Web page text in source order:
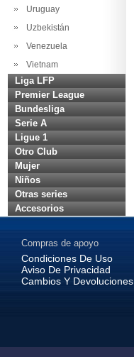
Uruguay
Uzbekistán
Venezuela
Vietnam
Liga LFP
Premier League
Bundesliga
Serie A
Ligue 1
Otro Club
Mujer
Niños
Otras series
Accesorios
Compras de apoyo
Condiciones De Uso
Aviso De Privacidad
Cambios Y Devoluciones